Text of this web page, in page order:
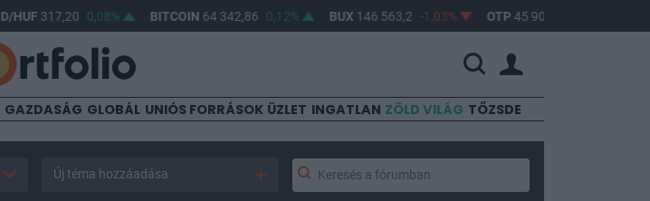
317,20 0,08% BITCOIN64 342,86 0,12% BUX 146 563,2 -1,03% OTP 45 900 -1,82%
GAZDASÁG GLOBÁL UNIÓS FORRÁSOK ÜZLET INGATLAN ZÖLD VILÁG TŐZSDE
Új téma hozzáadása